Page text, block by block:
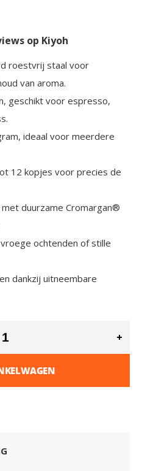
op Kiyoh
roestvrij staal voor
van aroma.
geschikt voor espresso,
ideaal voor meerdere
12 kopjes voor precies de
duurzame Cromargan®
ochtenden of stille
dankzij uitneembare